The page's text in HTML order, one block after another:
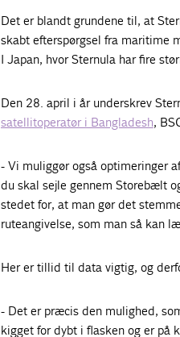
Det er blandt grundene til, at
skabt efterspørgsel fra maritime
I Japan, hvor Sternula har fire
Den 28. april i år underskrev
satellitoperatør i Bangladesh,
- Vi muliggør også optimeringer
du skal sejle gennem Storebælt
stedet for, at man gør det
ruteangivelse, som man så kan
Her er tillid til data vigtig, og
- Det er præcis den mulighed,
kigget for dybt i flasken og er på